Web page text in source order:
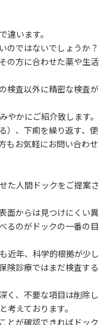
違います。
のではないでしょうか？
の方に合わせた薬や生活
検査以外に精密な検査が
かにご紹介致します。
）、下痢を繰り返す、便
もお気軽にお問い合わせ
た人間ドックをご提案さ
面からは見つけにくい異
るのがドックの一番の目
近年、科学的根拠が少し
険診療ではまだ検査する
く、不要な項目は削除し
えております。
とが確認できればドック